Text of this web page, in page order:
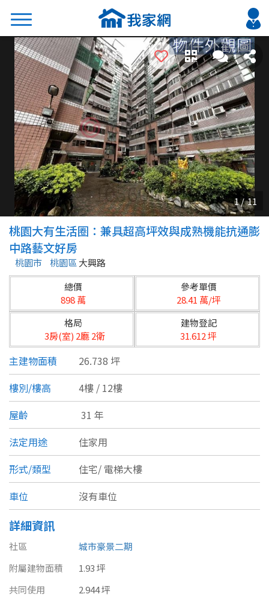
搜尋
熱門關鍵字
2026 台北降價好屋限量釋出
2026 新北降價好屋限量釋出
2026 台中降價好屋限量釋出
2026 台南降價好屋限量釋出
2026 高雄降價好屋限量釋出
縣市
不限
台北市
基隆市
新北市
宜蘭縣
桃園市
新竹市
新竹縣
苗栗縣
台中市
彰化縣
南投縣
雲林縣
嘉義市
區域
類型(可複選)
不拘 公寓 電梯大樓 套房
別墅 透天厝 樓中樓 華廈
農舍 辦公 店面 工廠
坪數
20~30 坪
桃園大有生活圈：兼具超高坪效與成熟機能抗通膨
中路藝文好房
桃園市 桃園區 大興路
總價
898 萬
參考單價
28.41 萬/坪
格局
3房(室) 2廳 2衛
建物登記
31.612 坪
主建物面積
26.738 坪
樓別/樓高
4樓 / 12樓
屋齡
31 年
法定用途
住家用
形式/類型
住宅/ 電梯大樓
車位
沒有車位
詳細資訊
社區
城市豪景二期
附屬建物面積
1.93 坪
共同使用
2.944 坪